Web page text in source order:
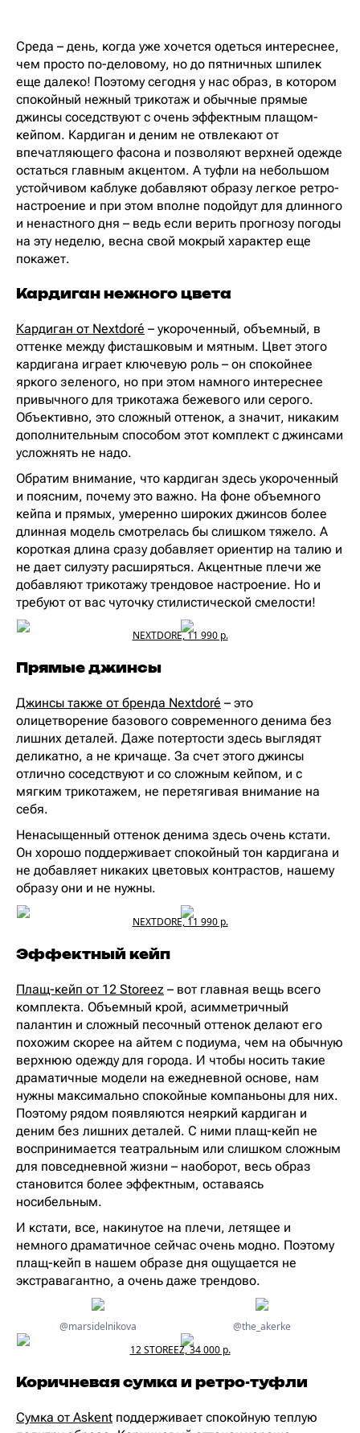
Среда – день, когда уже хочется одеться интереснее,
чем просто по-деловому, но до пятничных шпилек
еще далеко! Поэтому сегодня у нас образ, в котором
спокойный нежный трикотаж и обычные прямые
джинсы соседствуют с очень эффектным плащом-
кейпом. Кардиган и деним не отвлекают от
впечатляющего фасона и позволяют верхней одежде
остаться главным акцентом. А туфли на небольшом
устойчивом каблуке добавляют образу легкое ретро-
настроение и при этом вполне подойдут для длинного
и ненастного дня – ведь если верить прогнозу погоды
на эту неделю, весна свой мокрый характер еще
покажет.
Кардиган нежного цвета
Кардиган от Nextdoré – укороченный, объемный, в
оттенке между фисташковым и мятным. Цвет этого
кардигана играет ключевую роль – он спокойнее
яркого зеленого, но при этом намного интереснее
привычного для трикотажа бежевого или серого.
Объективно, это сложный оттенок, а значит, никаким
дополнительным способом этот комплект с джинсами
усложнять не надо.
Обратим внимание, что кардиган здесь укороченный
и поясним, почему это важно. На фоне объемного
кейпа и прямых, умеренно широких джинсов более
длинная модель смотрелась бы слишком тяжело. А
короткая длина сразу добавляет ориентир на талию и
не дает силуэту расширяться. Акцентные плечи же
добавляют трикотажу трендовое настроение. Но и
требуют от вас чуточку стилистической смелости!
NEXTDORE, 11 990 р.
Прямые джинсы
Джинсы также от бренда Nextdoré – это
олицетворение базового современного денима без
лишних деталей. Даже потертости здесь выглядят
деликатно, а не кричаще. За счет этого джинсы
отлично соседствуют и со сложным кейпом, и с
мягким трикотажем, не перетягивая внимание на
себя.
Ненасыщенный оттенок денима здесь очень кстати.
Он хорошо поддерживает спокойный тон кардигана и
не добавляет никаких цветовых контрастов, нашему
образу они и не нужны.
NEXTDORE, 11 990 р.
Эффектный кейп
Плащ-кейп от 12 Storeez – вот главная вещь всего
комплекта. Объемный крой, асимметричный
палантин и сложный песочный оттенок делают его
похожим скорее на айтем с подиума, чем на обычную
верхнюю одежду для города. И чтобы носить такие
драматичные модели на ежедневной основе, нам
нужны максимально спокойные компаньоны для них.
Поэтому рядом появляются неяркий кардиган и
деним без лишних деталей. С ними плащ-кейп не
воспринимается театральным или слишком сложным
для повседневной жизни – наоборот, весь образ
становится более эффектным, оставаясь
носибельным.
И кстати, все, накинутое на плечи, летящее и
немного драматичное сейчас очень модно. Поэтому
плащ-кейп в нашем образе дня ощущается не
экстравагантно, а очень даже трендово.
@marsidelnikova
@the_akerke
12 STOREEZ, 34 000 р.
Коричневая сумка и ретро-туфли
Сумка от Askent поддерживает спокойную теплую